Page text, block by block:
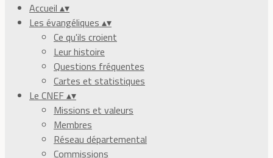
Accueil ▴▾
Les évangéliques ▴▾
Ce qu'ils croient
Leur histoire
Questions fréquentes
Cartes et statistiques
Le CNEF▴▾
Missions et valeurs
Membres
Réseau départemental
Commissions